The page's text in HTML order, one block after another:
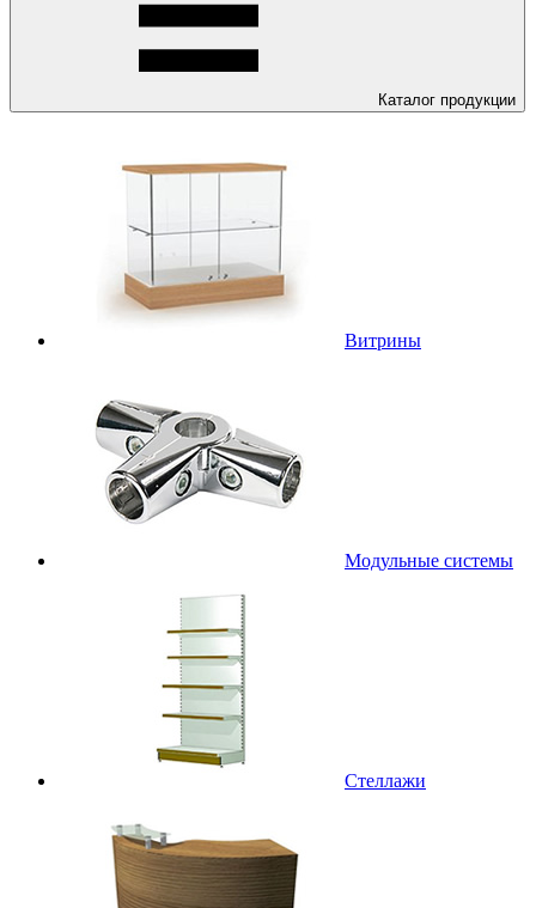
Каталог продукции
Витрины
Модульные системы
Стеллажи